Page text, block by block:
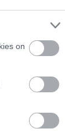
on
ΗΠΑ
τους